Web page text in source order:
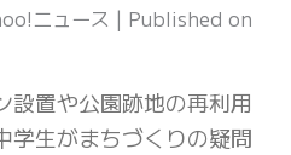
ニュース
Published on
設置や公園跡地の再利用
生がまちづくりの疑問